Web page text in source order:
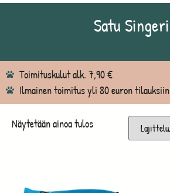
Satu Singeri
Toimituskulut alk. 7,90 €
Ilmainen toimitus yli 80 euron tilauksiin
Näytetään ainoa tulos